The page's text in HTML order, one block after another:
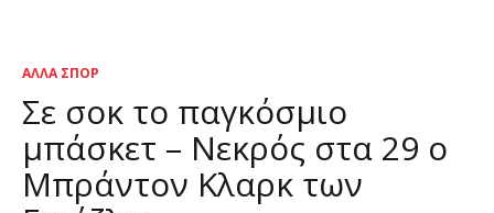
ΆΛΛΑ ΣΠΟΡ
Σε σοκ το παγκόσμιο
μπάσκετ – Νεκρός στα 29 ο
Μπράντον Κλαρκ των